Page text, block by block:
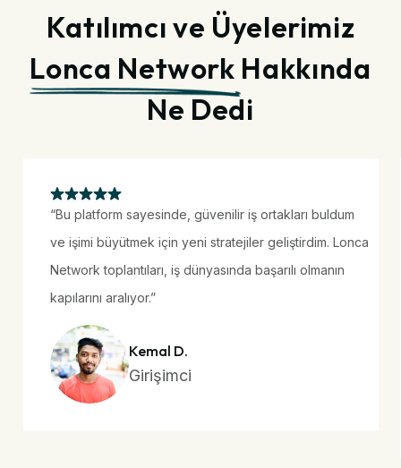
Katılımcı ve Üyelerimiz
Lonca Network Hakkında
Ne Dedi
“Bu platform sayesinde, güvenilir iş ortakları buldum
ve işimi büyütmek için yeni stratejiler geliştirdim. Lonca
Network toplantıları, iş dünyasında başarılı olmanın
kapılarını aralıyor.”
Kemal D.
Girişimci